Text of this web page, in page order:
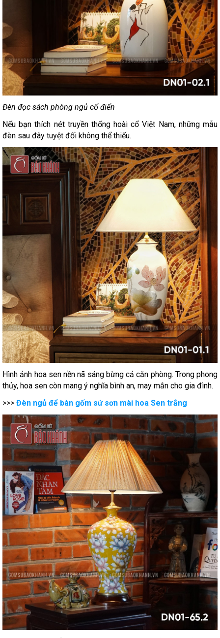
Đèn đọc sách phòng ngủ cổ điển
Nếu bạn thích nét truyền thống hoài cổ Việt Nam, những mẫu
đèn sau đây tuyệt đối không thể thiếu.
Hình ảnh hoa sen nền nã sáng bừng cả căn phòng. Trong phong
thủy, hoa sen còn mang ý nghĩa bình an, may mắn cho gia đình.
>>> Đèn ngủ để bàn gốm sứ sơn mài hoa Sen trắng